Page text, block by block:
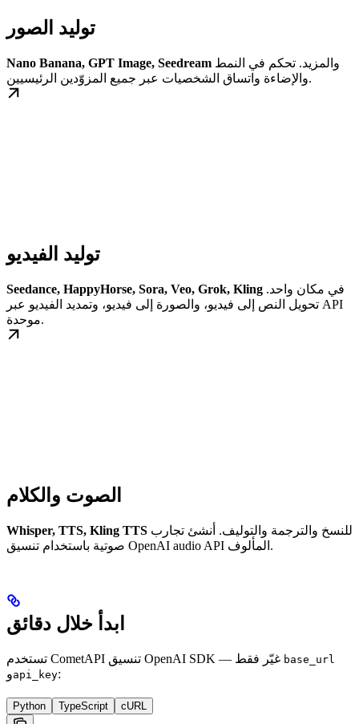
توليد الصور
Nano Banana, GPT Image, Seedream
والإضاءة واتساق الشخصيات عبر جميع المزوّدين الرئيسيين.
توليد الفيديو
Seedance, HappyHorse, Sora, Veo, Grok, Kling
تحويل النص إلى فيديو، والصورة إلى فيديو، وتمديد الفيديو عبر API
موحدة.
الصوت والكلام
Whisper, TTS, Kling TTS
صوتية باستخدام تنسيق OpenAI audio API المألوف.
ابدأ خلال دقائق
base_url
وapi_key:
Python TypeScript cURL